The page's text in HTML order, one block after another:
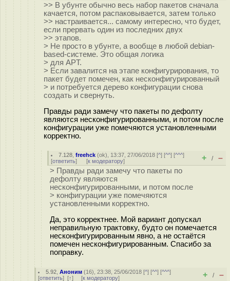
>> В убунте обычно весь набор пакетов сначала
качается, потом распаковывается, затем только
>> настраивается... самому интересно, что будет,
если прервать один из последних двух
>> этапов.
> Не просто в убунте, а вообще в любой debian-
based-системе. Это общая логика
> для APT.
> Если завалится на этапе конфигурирования, то
пакет будет помечен, как несконфигурированный
> и потребуется дерево конфигурации снова
создать и свернуть.
Правды ради замечу что пакеты по дефолту
являются несконфигурированными, и потом после
конфигурации уже помечяются установленными
корректно.
7.128 ,freehck (ok), 13:37, 27/06/2018 [^] [^^] [^^^]
[ответить] [к модератору] + / –
> Правды ради замечу что пакеты по
дефолту являются
несконфигурированными, и потом после
> конфигурации уже помечяются
установленными корректно.
Да, это корректнее. Мой вариант допускал
неправильную трактовку, будто он помечается
несконфигурированным явно, а не остаётся
помечен несконфигурированным. Спасибо за
поправку.
5.92 ,Аноним (16), 23:38, 25/06/2018 [^] [^^] [^^^]
[ответить] [↑] [к модератору] + / –